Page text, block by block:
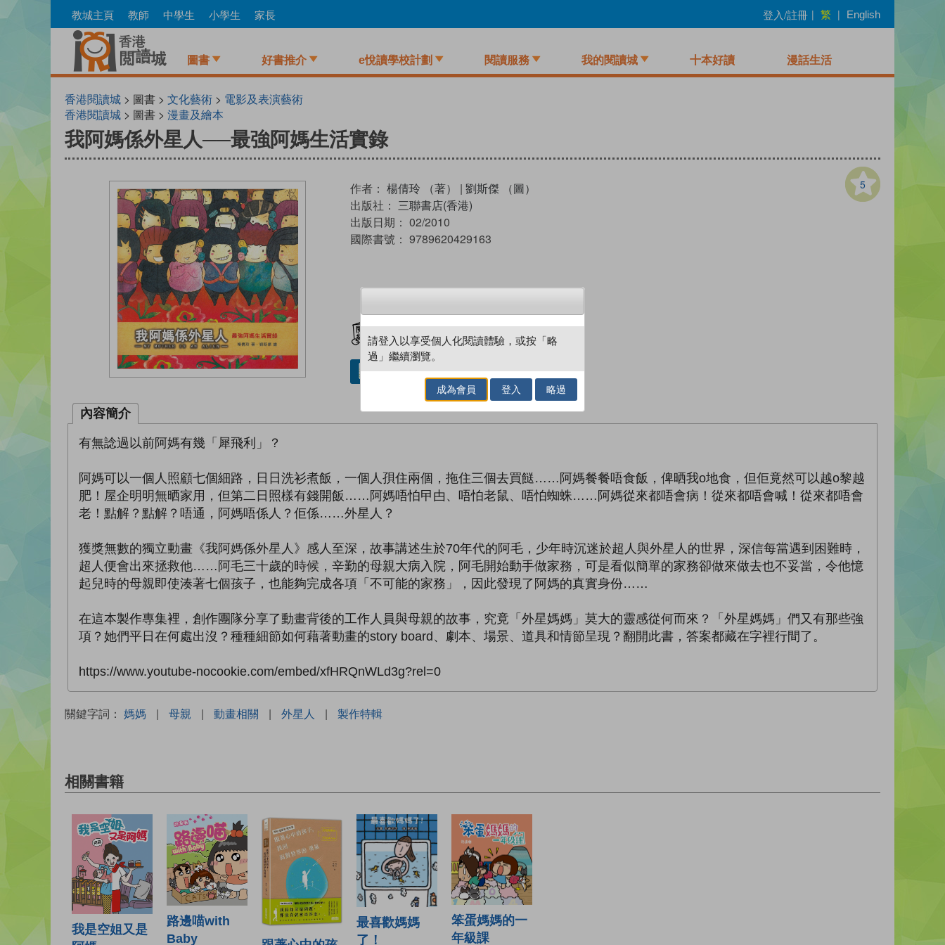
to
教城主頁 教師 中學生 小學生 家長 登入/註冊 | 繁 | English
圖書 好書推介 e悅讀學校計劃 閱讀服務 我的閱讀城 十本好讀 漫話生活
香港閱讀城 > 圖書 > 文化藝術 > 電影及表演藝術
香港閱讀城 > 圖書 > 漫畫及繪本
我阿媽係外星人──最強阿媽生活實錄
5
作者： 楊倩玲 （著） | 劉斯傑 （圖）
出版社： 三聯書店(香港)
出版日期： 02/2010
國際書號： 9789620429163
加入閱讀紀錄
借閱實體書
內容簡介
有無諗過以前阿媽有幾「犀飛利」？
阿媽可以一個人照顧七個細路，日日洗衫煮飯，一個人孭住兩個，拖住三個去買餸……阿媽餐餐唔食飯，俾晒我o地食，但佢竟然可以越o黎越
肥！屋企明明無晒家用，但第二日照樣有錢開飯……阿媽唔怕曱甴、唔怕老鼠、唔怕蜘蛛……阿媽從來都唔會病！從來都唔會喊！從來都唔會
老！點解？點解？唔通，阿媽唔係人？佢係……外星人？
獲獎無數的獨立動畫《我阿媽係外星人》感人至深，故事講述生於70年代的阿毛，少年時沉迷於超人與外星人的世界，深信每當遇到困難時，
超人便會出來拯救他……阿毛三十歲的時候，辛勤的母親大病入院，阿毛開始動手做家務，可是看似簡單的家務卻做來做去也不妥當，令他憶
起兒時的母親即使湊著七個孩子，也能夠完成各項「不可能的家務」，因此發現了阿媽的真實身份……
在這本製作專集裡，創作團隊分享了動畫背後的工作人員與母親的故事，究竟「外星媽媽」莫大的靈感從何而來？「外星媽媽」們又有那些強
項？她們平日在何處出沒？種種細節如何藉著動畫的story board、劇本、場景、道具和情節呈現？翻開此書，答案都藏在字裡行間了。
https://www.youtube-nocookie.com/embed/xfHRQnWLd3g?rel=0
關鍵字詞： 媽媽 | 母親 | 動畫相關 | 外星人 | 製作特輯
相關書籍
我是空姐又是
路邊喵with
Baby
最喜歡媽媽
了！
笨蛋媽媽的一
年級課
請登入以享受個人化閱讀體驗，或按「略
過」繼續瀏覽。
成為會員 登入 略過